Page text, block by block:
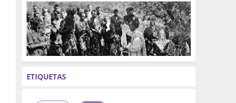
ETIQUETAS